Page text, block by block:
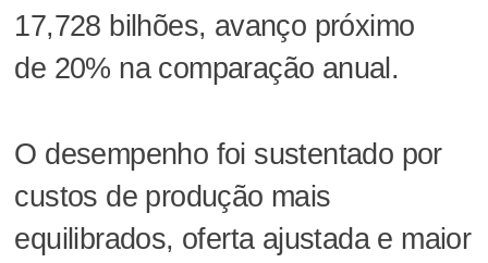
17,728 bilhões, avanço próximo
de 20% na comparação anual.
O desempenho foi sustentado por
custos de produção mais
equilibrados, oferta ajustada e maior